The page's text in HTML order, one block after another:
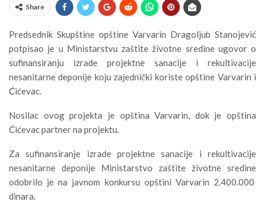
Share
Predsednik Skupštine opštine Varvarin Dragoljub Stanojević
potpisao je u Ministarstvu zaštite životne sredine ugovor o
sufinansiranju izrade projektne sanacije i rekultivacije
nesanitarne deponije koju zajednički koriste opštine Varvarin i
Ćićevac.
Nosilac ovog projekta je opština Varvarin, dok je opština
Ćićevac partner na projektu.
Za sufinansiranje izrade projektne sanacije i rekultivacije
nesanitarne deponije Ministarstvo zaštite životne sredine
odobrilo je na javnom konkursu opštini Varvarin 2.400.000
dinara.